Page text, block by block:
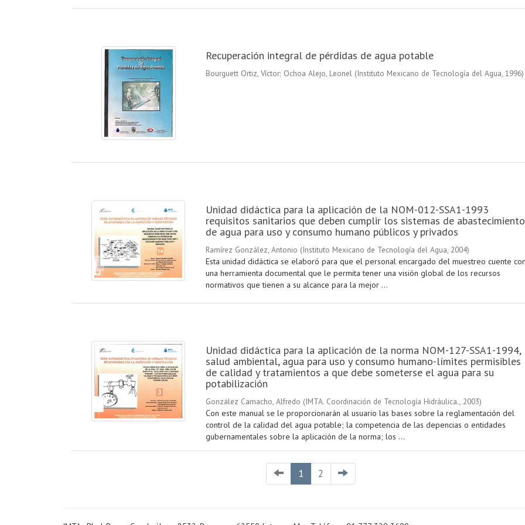
Recuperación integral de pérdidas de agua potable
Bourguett Ortiz, Víctor; Ochoa Alejo, Leonel (Instituto Mexicano de Tecnología del Agua, 1996)
Unidad didáctica para la aplicación de la NOM-012-SSA1-1993
requisitos sanitarios que deben cumplir los sistemas de abastecimiento
de agua para uso y consumo humano públicos y privados
Ramírez González, Antonio (Instituto Mexicano de Tecnología del Agua, 2004)
Esta unidad didáctica se elaboró para que el personal encargado del muestreo cuente
una herramienta documental que le permita tener una visión global de los recursos
normativos que tienen a su alcance para la mejor ...
Unidad didáctica para la aplicación de la norma NOM-127-SSA1-1994,
salud ambiental, agua para uso y consumo humano-límites permisibles
de calidad y tratamientos a que debe someterse el agua para su
potabilización
González Camacho, Alfredo (IMTA. Coordinación de Tecnología Hidráulica., 2003)
Con este manual se le proporcionarán al usuario las bases sobre la reglamentación del
control de la calidad del agua potable; la competencia de las depencias o entidades
gubernamentales sobre la aplicación de la norma; los ...
1 2